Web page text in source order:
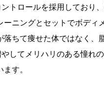
トロールを採用しており
ーニングとセットでボディ
落ちて痩せた体ではなく、
してメリハリのある憧れ
す。